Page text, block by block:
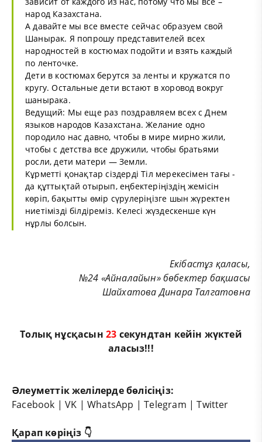
народ Казахстана.
А давайте мы все вместе сейчас образуем свой
Шанырак. Я попрошу представителей всех
народностей в костюмах подойти и взять каждый
по ленточке.
Дети в костюмах берутся за ленты и кружатся по
кругу. Остальные дети встают в хоровод вокруг
шанырака.
Ведущий: Мы еще раз поздравляем всех с Днем
языков народов Казахстана. Желание одно
породило нас давно, чтобы в мире мирно жили,
чтобы с детства все дружили, чтобы братьями
росли, дети матери — Земли.
Кұрметті қонақтар сіздерді Тіл мерекесімен тағы -
да құттықтай отырып, еңбектеріңіздің жемісін
көріп, бақытты өмір сүрулеріңізге шын жүректен
ниетімізді білдіреміз. Келесі жүздескенше күн
нұрлы болсын.
Екібастұз қаласы,
№24 «Айналайын» бөбектер бақшасы
Шайхатова Динара Талгатовна
Толық нұсқасын23 секундтан кейін жүктей
аласыз!!!
Әлеуметтік желілерде бөлісіңіз:
Facebook |VK |WhatsApp |Telegram |Twitter
Қарап көріңіз 👇